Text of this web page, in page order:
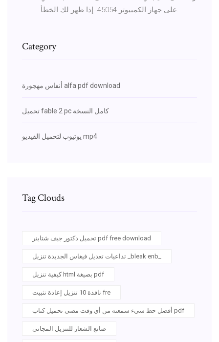
إذا ظهر لك الخطأ ‎-45054 على جهاز الكمبيوتر.
Category
أنفاس مهجورة alfa pdf download
تحميل fable 2 pc كامل النسخة
يوتيوب لتحميل الفيديو mp4
Tag Clouds
تحميل دكتور جيف شتاينر pdf free download
تداعيات تعديل فيغاس الجديدة تنزيل _bleak enb_
كيفية تنزيل html بصيغة pdf
نافذة 10 تنزيل إعادة تثبيت fre
أفضل حظ سيء سمعته من أي وقت مضى تحميل كتاب pdf
صانع الشعار للتنزيل المجاني